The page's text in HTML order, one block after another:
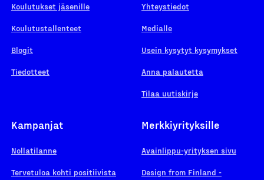
Koulutukset jäsenille
Koulutustallenteet
Blogit
Tiedotteet
Yhteystiedot
Medialle
Usein kysytyt kysymykset
Anna palautetta
Tilaa uutiskirje
Kampanjat
Nollatilanne
Tervetuloa kohti positiivista
Merkkiyrityksille
Avainlippu-yrityksen sivu
Design from Finland -